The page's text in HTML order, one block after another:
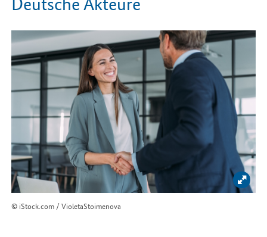
Bild
© iStock.com / VioletaStoimenova